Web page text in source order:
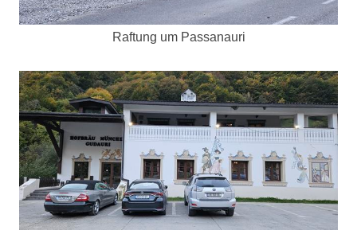
Raftung um Passanauri